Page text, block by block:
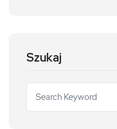
Szukaj